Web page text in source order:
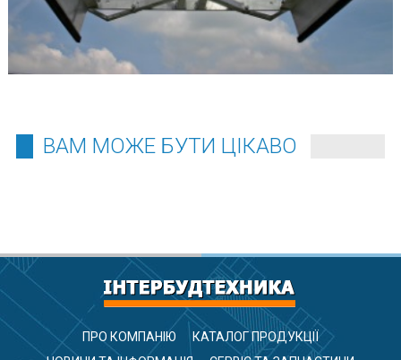
ВАМ МОЖЕ БУТИ ЦІКАВО
ПРО КОМПАНІЮ
КАТАЛОГ ПРОДУКЦІЇ